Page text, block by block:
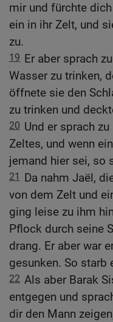
mir und fürchte
ein in ihr Zelt, und
zu.
19 Er aber sprach
Wasser zu trinken,
öffnete sie den
zu trinken und
20 Und er sprach
Zeltes, und wenn
jemand hier sei, so
21
Da nahm Jaël,
von dem Zelt und
ging leise zu ihm
Pflock durch seine
drang. Er aber war
gesunken. So starb
22 Als aber Barak
entgegen und
dir den Mann